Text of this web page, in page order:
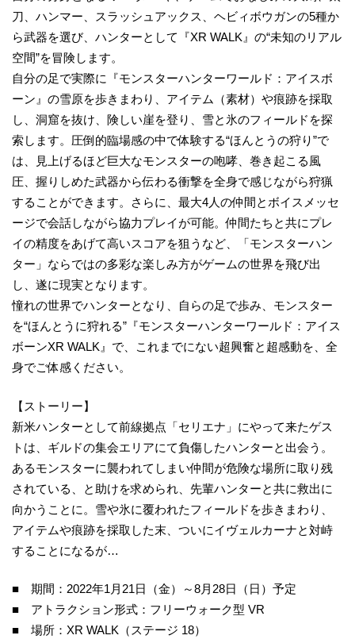
刀、ハンマー、スラッシュアックス、ヘビィボウガンの5種か
ら武器を選び、ハンターとして『XR WALK』の“未知のリアル
空間”を冒険します。
自分の足で実際に『モンスターハンターワールド：アイスボ
ーン』の雪原を歩きまわり、アイテム（素材）や痕跡を採取
し、洞窟を抜け、険しい崖を登り、雪と氷のフィールドを探
索します。圧倒的臨場感の中で体験する“ほんとうの狩り”で
は、見上げるほど巨大なモンスターの咆哮、巻き起こる風
圧、握りしめた武器から伝わる衝撃を全身で感じながら狩猟
することができます。さらに、最大4人の仲間とボイスメッセ
ージで会話しながら協力プレイが可能。仲間たちと共にプレ
イの精度をあげて高いスコアを狙うなど、「モンスターハン
ター」ならではの多彩な楽しみ方がゲームの世界を飛び出
し、遂に現実となります。
憧れの世界でハンターとなり、自らの足で歩み、モンスター
を“ほんとうに狩れる”『モンスターハンターワールド：アイス
ボーンXR WALK』で、これまでにない超興奮と超感動を、全
身でご体感ください。
【ストーリー】
新米ハンターとして前線拠点「セリエナ」にやって来たゲス
トは、ギルドの集会エリアにて負傷したハンターと出会う。
あるモンスターに襲われてしまい仲間が危険な場所に取り残
されている、と助けを求められ、先輩ハンターと共に救出に
向かうことに。雪や氷に覆われたフィールドを歩きまわり、
アイテムや痕跡を採取した末、ついにイヴェルカーナと対峙
することになるが…
■ 期間：2022年1月21日（金）～8月28日（日）予定
■ アトラクション形式：フリーウォーク型 VR
■ 場所：XR WALK（ステージ 18）